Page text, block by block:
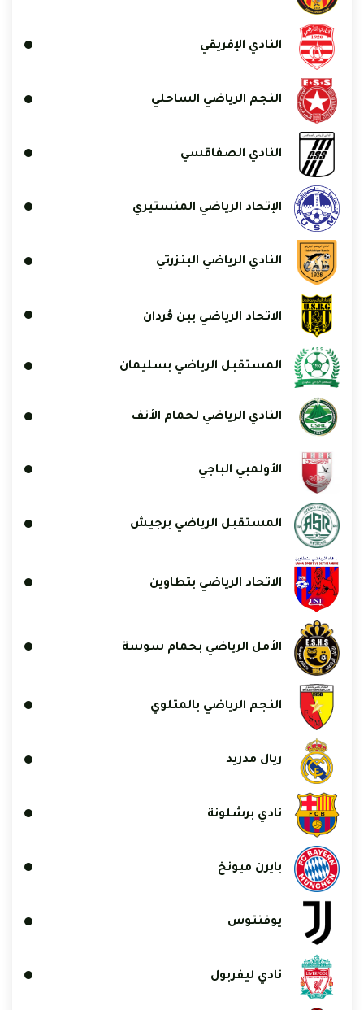
النادي الإفريقي
النجم الرياضي الساحلي
النادي الصفاقسي
الإتحاد الرياضي المنستيري
النادي الرياضي البنزرتي
الاتحاد الرياضي ببن ڨردان
المستقبل الرياضي بسليمان
النادي الرياضي لحمام الأنف
الأولمبي الباجي
المستقبل الرياضي برجيش
الاتحاد الرياضي بتطاوين
الأمل الرياضي بحمام سوسة
النجم الرياضي بالمتلوي
ريال مدريد
نادي برشلونة
بايرن ميونخ
يوفنتوس
نادي ليفربول